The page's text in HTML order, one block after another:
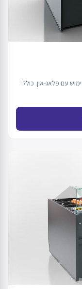
עם פלאג-אין. כולל